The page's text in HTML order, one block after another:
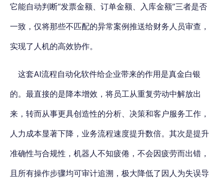
它能自动判断“发票金额、订单金额、入库金额”三者是否
一致，仅将那些不匹配的异常案例推送给财务人员审查，
实现了人机的高效协作。
这套AI流程自动化软件给企业带来的作用是真金白银
的。最直接的是降本增效，将员工从重复劳动中解放出
来，转而从事更具创造性的分析、决策和客户服务工作，
人力成本显著下降，业务流程速度提升数倍。其次是提升
准确性与合规性，机器人不知疲倦，不会因疲劳而出错，
且所有操作步骤均可审计追溯，极大降低了因人为失误导